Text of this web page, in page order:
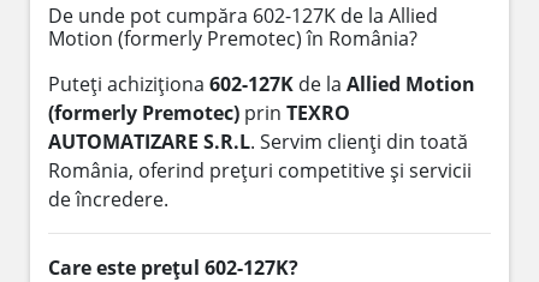
De unde pot cumpăra 602-127K de la Allied
Motion (formerly Premotec) în România?
Puteți achiziționa 602-127K de la Allied Motion
(formerly Premotec) prin TEXRO
AUTOMATIZARE S.R.L. Servim clienți din toată
România, oferind prețuri competitive și servicii
de încredere.
Care este prețul 602-127K?